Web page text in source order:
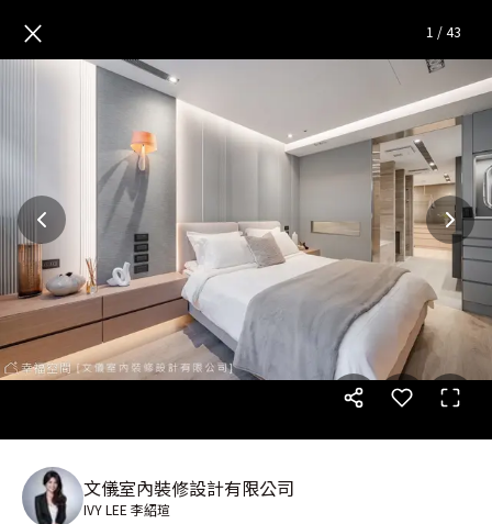
珀麗宅│現代風│30坪 — 完整
× 1 /43
文儀室內裝修設計有限公司
IVY LEE 李紹瑄